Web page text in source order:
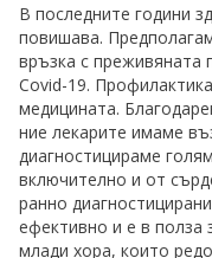
В последните години
повишава.
връзка с преживяната
Covid-19.
медицината.
ние лекарите имаме
диагностицираме
включително и от
ранно
ефективно и е в полза
млади хора, които